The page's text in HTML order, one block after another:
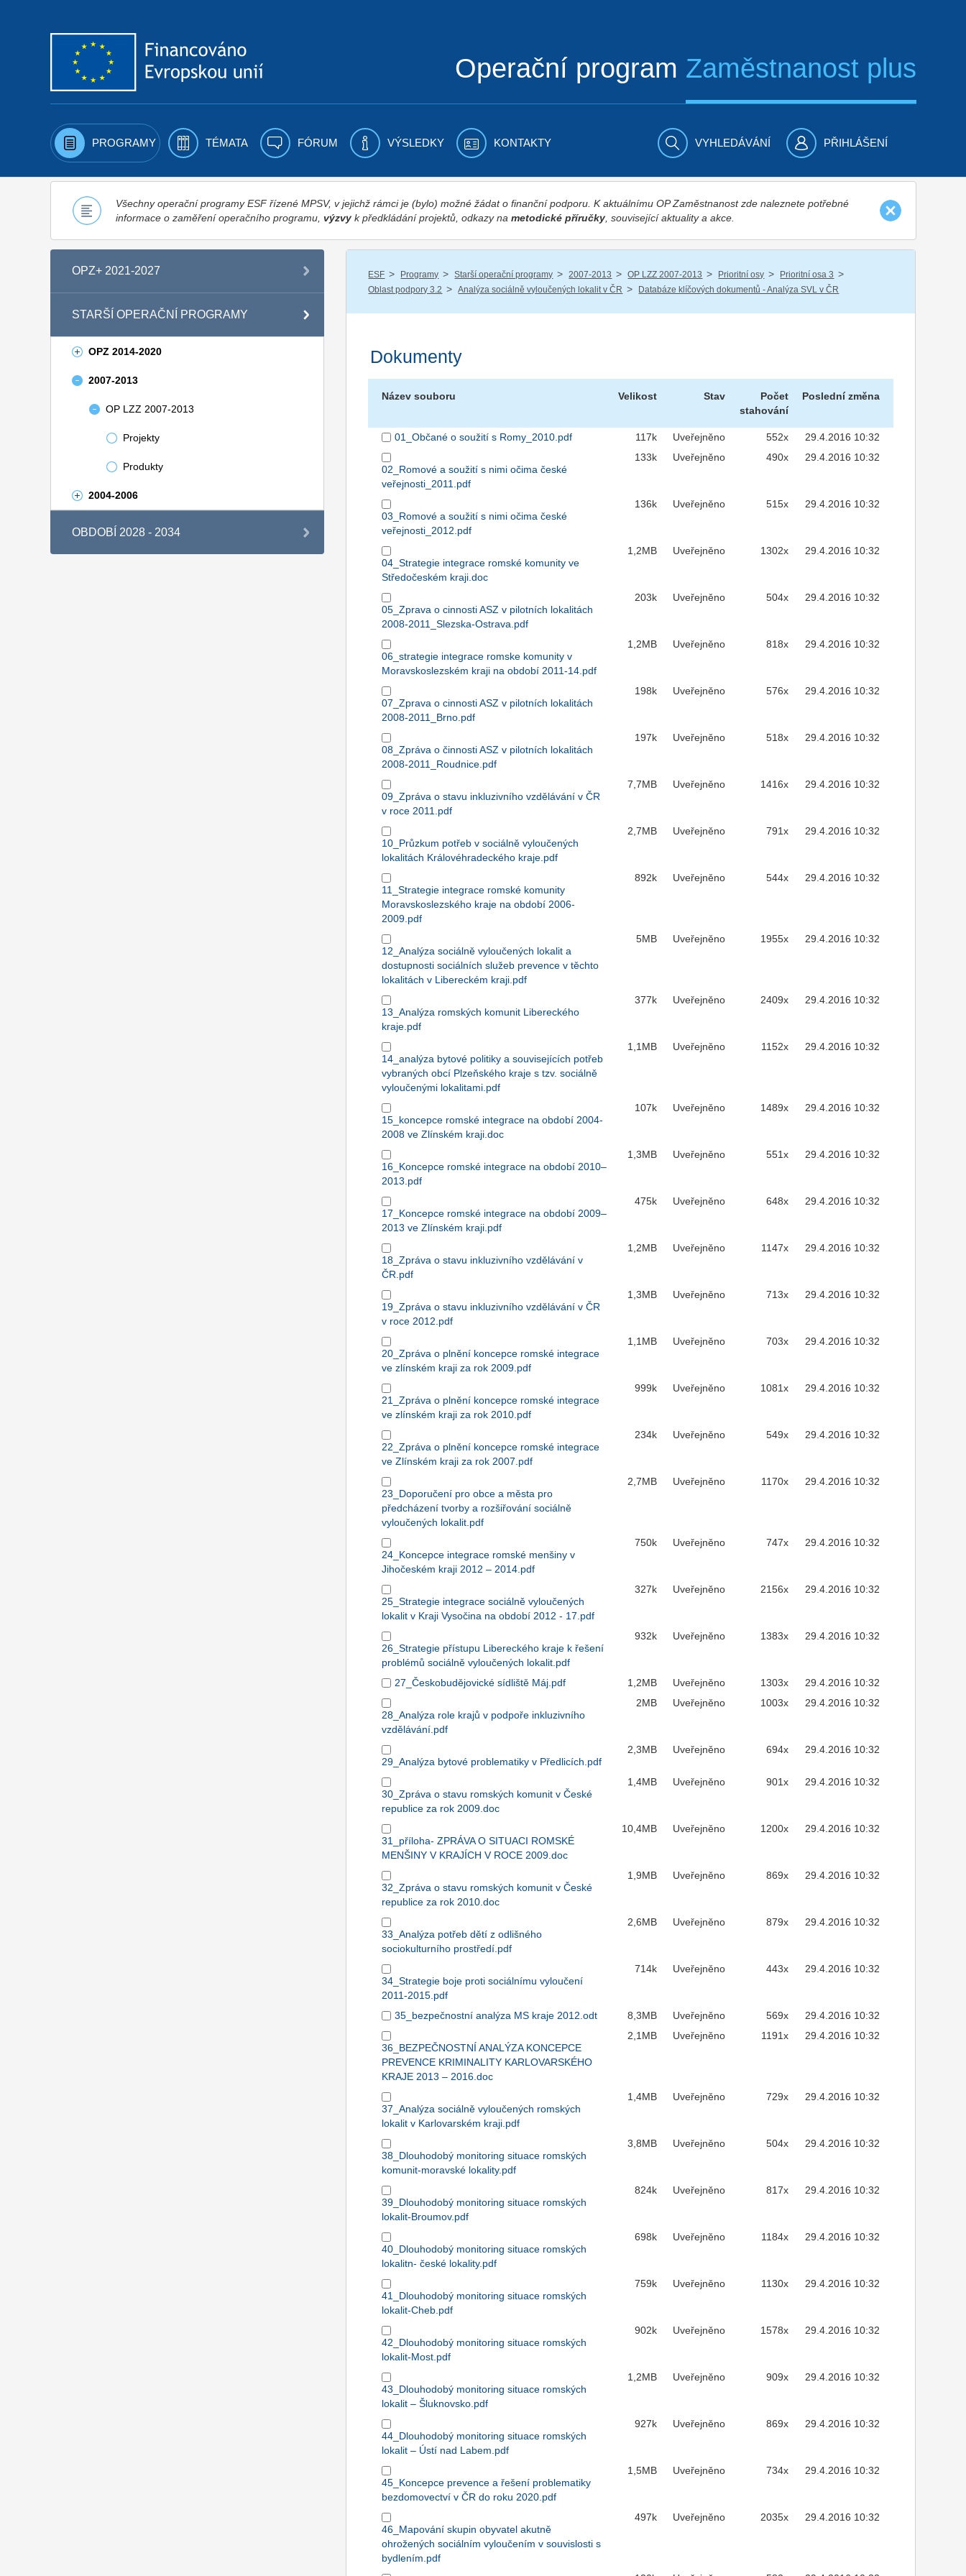
Operační program Zaměstnanost plus
PROGRAMY TÉMATA FÓRUM VÝSLEDKY KONTAKTY VYHLEDÁVÁNÍ PŘIHLÁŠENÍ
Všechny operační programy ESF řízené MPSV, v jejichž rámci je (bylo) možné žádat o finanční podporu. K aktuálnímu OP Zaměstnanost zde naleznete potřebné
informace o zaměření operačního programu, výzvyk předkládání projektů, odkazy na metodické příručky, související aktuality a akce.
OPZ+ 2021-2027
STARŠÍ OPERAČNÍ PROGRAMY
OPZ 2014-2020
2007-2013
OP LZZ 2007-2013
Projekty
Produkty
2004-2006
OBDOBÍ 2028 - 2034
ESF / Programy / Starší operační programy / 2007-2013 / OP LZZ 2007-2013 / Prioritní osy / Prioritní osa 3 /
Oblast podpory 3.2 / Analýza sociálně vyloučených lokalit v ČR / Databáze klíčových dokumentů - Analýza SVL v ČR
Dokumenty
Název souboru Velikost Stav
Počet
stahování
Poslední změna
01_Občané o soužití s Romy_2010.pdf 117k Uveřejněno 552x 29.4.2016 10:32
02_Romové a soužití s nimi očima české
veřejnosti_2011.pdf
133k Uveřejněno 490x 29.4.2016 10:32
03_Romové a soužití s nimi očima české
veřejnosti_2012.pdf
136k Uveřejněno 515x 29.4.2016 10:32
04_Strategie integrace romské komunity ve
Středočeském kraji.doc
1,2MB Uveřejněno 1302x 29.4.2016 10:32
05_Zprava o cinnosti ASZ v pilotních lokalitách
2008-2011_Slezska-Ostrava.pdf
203k Uveřejněno 504x 29.4.2016 10:32
06_strategie integrace romske komunity v
Moravskoslezském kraji na období 2011-14.pdf
1,2MB Uveřejněno 818x 29.4.2016 10:32
07_Zprava o cinnosti ASZ v pilotních lokalitách
2008-2011_Brno.pdf
198k Uveřejněno 576x 29.4.2016 10:32
08_Zpráva o činnosti ASZ v pilotních lokalitách
2008-2011_Roudnice.pdf
197k Uveřejněno 518x 29.4.2016 10:32
09_Zpráva o stavu inkluzivního vzdělávání v ČR
v roce 2011.pdf
7,7MB Uveřejněno 1416x 29.4.2016 10:32
10_Průzkum potřeb v sociálně vyloučených
lokalitách Královéhradeckého kraje.pdf
2,7MB Uveřejněno 791x 29.4.2016 10:32
11_Strategie integrace romské komunity
Moravskoslezského kraje na období 2006-
2009.pdf
892k Uveřejněno 544x 29.4.2016 10:32
12_Analýza sociálně vyloučených lokalit a
dostupnosti sociálních služeb prevence v těchto
lokalitách v Libereckém kraji.pdf
5MB Uveřejněno 1955x 29.4.2016 10:32
13_Analýza romských komunit Libereckého
kraje.pdf
377k Uveřejněno 2409x 29.4.2016 10:32
14_analýza bytové politiky a souvisejících potřeb
vybraných obcí Plzeňského kraje s tzv. sociálně
vyloučenými lokalitami.pdf
1,1MB Uveřejněno 1152x 29.4.2016 10:32
15_koncepce romské integrace na období 2004-
2008 ve Zlínském kraji.doc
107k Uveřejněno 1489x 29.4.2016 10:32
16_Koncepce romské integrace na období 2010–
2013.pdf
1,3MB Uveřejněno 551x 29.4.2016 10:32
17_Koncepce romské integrace na období 2009–
2013 ve Zlínském kraji.pdf
475k Uveřejněno 648x 29.4.2016 10:32
18_Zpráva o stavu inkluzivního vzdělávání v
ČR.pdf
1,2MB Uveřejněno 1147x 29.4.2016 10:32
19_Zpráva o stavu inkluzivního vzdělávání v ČR
v roce 2012.pdf
1,3MB Uveřejněno 713x 29.4.2016 10:32
20_Zpráva o plnění koncepce romské integrace
ve zlínském kraji za rok 2009.pdf
1,1MB Uveřejněno 703x 29.4.2016 10:32
21_Zpráva o plnění koncepce romské integrace
ve zlínském kraji za rok 2010.pdf
999k Uveřejněno 1081x 29.4.2016 10:32
22_Zpráva o plnění koncepce romské integrace
ve Zlínském kraji za rok 2007.pdf
234k Uveřejněno 549x 29.4.2016 10:32
23_Doporučení pro obce a města pro
předcházení tvorby a rozšiřování sociálně
vyloučených lokalit.pdf
2,7MB Uveřejněno 1170x 29.4.2016 10:32
24_Koncepce integrace romské menšiny v
Jihočeském kraji 2012 – 2014.pdf
750k Uveřejněno 747x 29.4.2016 10:32
25_Strategie integrace sociálně vyloučených
lokalit v Kraji Vysočina na období 2012 - 17.pdf
327k Uveřejněno 2156x 29.4.2016 10:32
26_Strategie přístupu Libereckého kraje k řešení
problémů sociálně vyloučených lokalit.pdf
932k Uveřejněno 1383x 29.4.2016 10:32
27_Českobudějovické sídliště Máj.pdf 1,2MB Uveřejněno 1303x 29.4.2016 10:32
28_Analýza role krajů v podpoře inkluzivního
vzdělávání.pdf
2MB Uveřejněno 1003x 29.4.2016 10:32
29_Analýza bytové problematiky v Předlicích.pdf
2,3MB Uveřejněno 694x 29.4.2016 10:32
30_Zpráva o stavu romských komunit v České
republice za rok 2009.doc
1,4MB Uveřejněno 901x 29.4.2016 10:32
31_příloha- ZPRÁVA O SITUACI ROMSKÉ
MENŠINY V KRAJÍCH V ROCE 2009.doc
10,4MB Uveřejněno 1200x 29.4.2016 10:32
32_Zpráva o stavu romských komunit v České
republice za rok 2010.doc
1,9MB Uveřejněno 869x 29.4.2016 10:32
33_Analýza potřeb dětí z odlišného
sociokulturního prostředí.pdf
2,6MB Uveřejněno 879x 29.4.2016 10:32
34_Strategie boje proti sociálnímu vyloučení
2011-2015.pdf
714k Uveřejněno 443x 29.4.2016 10:32
35_bezpečnostní analýza MS kraje 2012.odt 8,3MB Uveřejněno 569x 29.4.2016 10:32
36_BEZPEČNOSTNÍ ANALÝZA KONCEPCE
PREVENCE KRIMINALITY KARLOVARSKÉHO
KRAJE 2013 – 2016.doc
2,1MB Uveřejněno 1191x 29.4.2016 10:32
37_Analýza sociálně vyloučených romských
lokalit v Karlovarském kraji.pdf
1,4MB Uveřejněno 729x 29.4.2016 10:32
38_Dlouhodobý monitoring situace romských
komunit-moravské lokality.pdf
3,8MB Uveřejněno 504x 29.4.2016 10:32
39_Dlouhodobý monitoring situace romských
lokalit-Broumov.pdf
824k Uveřejněno 817x 29.4.2016 10:32
40_Dlouhodobý monitoring situace romských
lokalitn- české lokality.pdf
698k Uveřejněno 1184x 29.4.2016 10:32
41_Dlouhodobý monitoring situace romských
lokalit-Cheb.pdf
759k Uveřejněno 1130x 29.4.2016 10:32
42_Dlouhodobý monitoring situace romských
lokalit-Most.pdf
902k Uveřejněno 1578x 29.4.2016 10:32
43_Dlouhodobý monitoring situace romských
lokalit – Šluknovsko.pdf
1,2MB Uveřejněno 909x 29.4.2016 10:32
44_Dlouhodobý monitoring situace romských
lokalit – Ústí nad Labem.pdf
927k Uveřejněno 869x 29.4.2016 10:32
45_Koncepce prevence a řešení problematiky
bezdomovectví v ČR do roku 2020.pdf
1,5MB Uveřejněno 734x 29.4.2016 10:32
46_Mapování skupin obyvatel akutně
ohrožených sociálním vyloučením v souvislosti s
bydlením.pdf
497k Uveřejněno 2035x 29.4.2016 10:32